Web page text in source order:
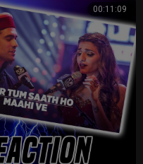
00:11:09